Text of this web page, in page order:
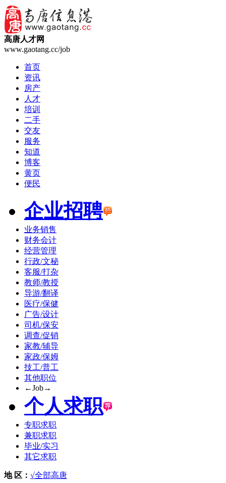
高唐人才网
www.gaotang.cc/job
首页
资讯
房产
人才
培训
二手
交友
服务
知道
博客
黄页
便民
企业招聘
业务销售
财务会计
经营管理
行政/文秘
客服/打杂
教师/教授
导游/翻译
医疗/保健
广告/设计
司机/保安
调查/促销
家教/辅导
家政/保姆
技工/普工
其他职位
←Job→
个人求职
专职求职
兼职求职
毕业/实习
其它求职
地 区： √全部高唐